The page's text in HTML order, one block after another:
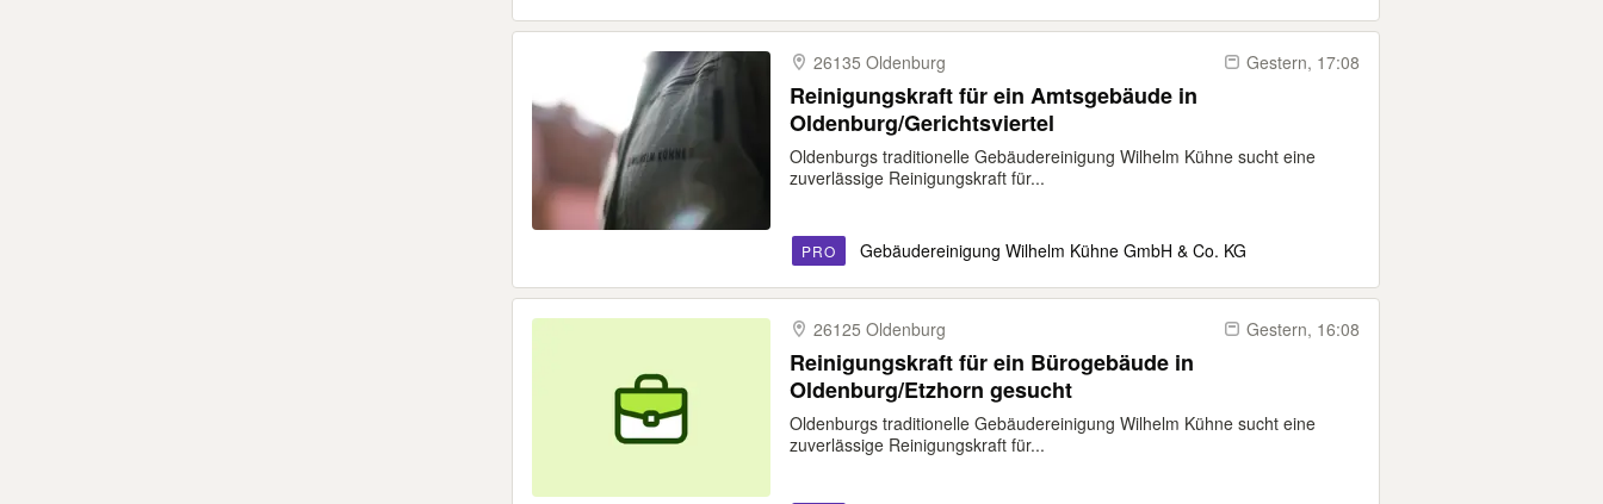
26135 Oldenburg Gestern, 17:08
Reinigungskraft für ein Amtsgebäude in
Oldenburg/Gerichtsviertel
Oldenburgs traditionelle Gebäudereinigung Wilhelm Kühne sucht eine
zuverlässige Reinigungskraft für...
PRO Gebäudereinigung Wilhelm Kühne GmbH & Co. KG
26125 Oldenburg Gestern, 16:08
Reinigungskraft für ein Bürogebäude in
Oldenburg/Etzhorn gesucht
Oldenburgs traditionelle Gebäudereinigung Wilhelm Kühne sucht eine
zuverlässige Reinigungskraft für...